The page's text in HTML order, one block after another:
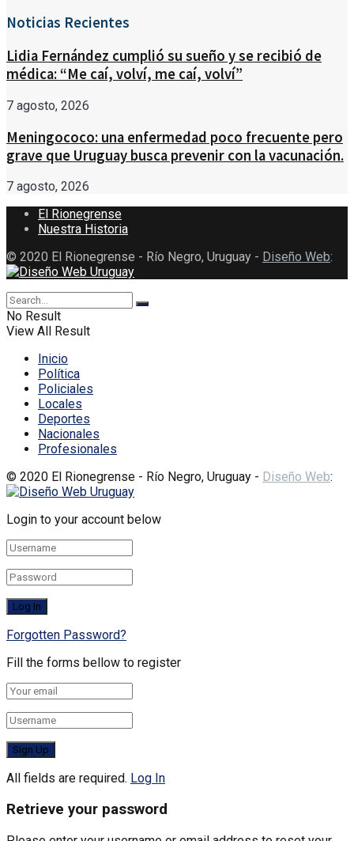
Noticias Recientes
Lidia Fernández cumplió su sueño y se recibió de
médica: “Me caí, volví, me caí, volví”
7 agosto, 2026
Meningococo: una enfermedad poco frecuente pero
grave que Uruguay busca prevenir con la vacunación.
7 agosto, 2026
El Rionegrense
Nuestra Historia
© 2020 El Rionegrense - Río Negro, Uruguay - Diseño Web:
No Result
View All Result
Inicio
Política
Policiales
Locales
Deportes
Nacionales
Profesionales
© 2020 El Rionegrense - Río Negro, Uruguay - Diseño Web:
Login to your account below
Forgotten Password?
Fill the forms bellow to register
All fields are required. Log In
Retrieve your password